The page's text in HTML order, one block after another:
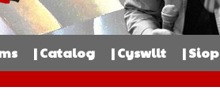
| Catalog | Cyswllt | Siop